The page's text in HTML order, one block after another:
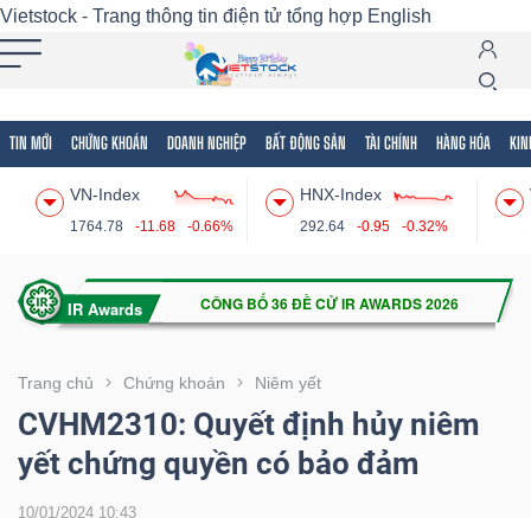
Vietstock - Trang thông tin điện tử tổng hợp English
TIN MỚI CHỨNG KHOÁN DOANH NGHIỆP BẤT ĐỘNG SẢN TÀI CHÍNH HÀNG HÓA
VN-Index
1764.78 -11.68 -0.66%
HNX-Index
292.64 -0.95 -0.32%
Trang chủ Chứng khoán Niêm yết
CVHM2310: Quyết định hủy niêm
yết chứng quyền có bảo đảm
10/01/2024 10:43
Tất cả Tính năng Ngành Mã chứng khoán
Tính
(-)
VIETSTOCK
CHỨNG